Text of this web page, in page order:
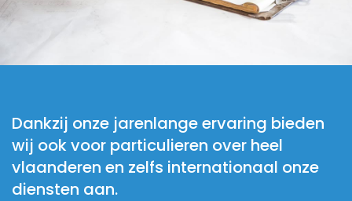
Dankzij onze jarenlange ervaring bieden
wij ook voor particulieren over heel
vlaanderen en zelfs internationaal onze
diensten aan.